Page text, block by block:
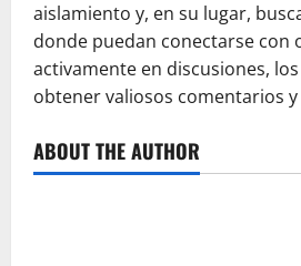
aislamiento y, en su lugar,
donde puedan conectarse con
activamente en discusiones,
obtener valiosos comentarios y
ABOUT THE AUTHOR